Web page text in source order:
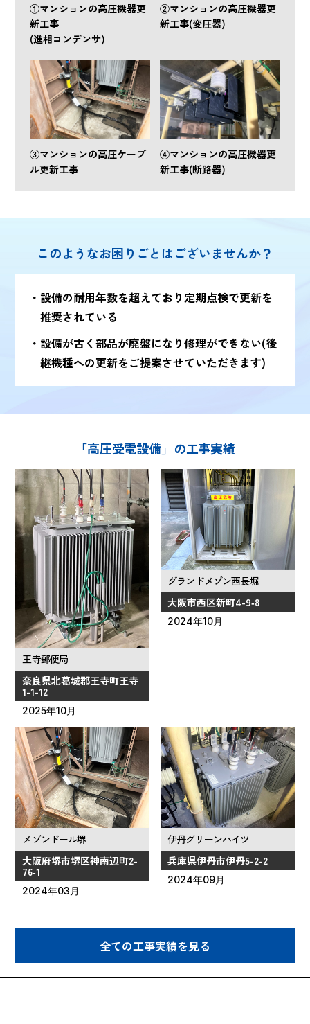
①マンションの高圧機器更
新工事
(進相コンデンサ)
②マンションの高圧機器更
新工事(変圧器)
③マンションの高圧ケーブ
ル更新工事
④マンションの高圧機器更
新工事(断路器)
このようなお困りごとはございませんか？
設備の耐用年数を超えており定期点検で更新を
推奨されている
設備が古く部品が廃盤になり修理ができない(後
継機種への更新をご提案させていただきます)
「高圧受電設備」の工事実績
王寺郵便局
奈良県北葛城郡王寺町王寺
1-1-12
2025年10月
グランドメゾン西長堀
大阪市西区新町4-9‑8
2024年10月
メゾンドール堺
大阪府堺市堺区神南辺町2-
76‑1
2024年03月
伊丹グリーンハイツ
兵庫県伊丹市伊丹5-2-2
2024年09月
全ての工事実績を見る